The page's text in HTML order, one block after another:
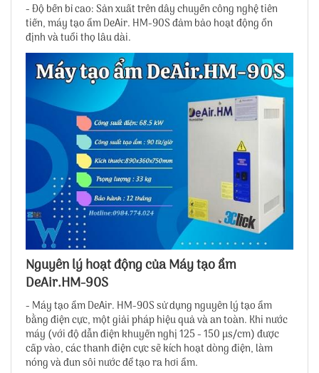
- Độ bền bỉ cao: Sản xuất trên dây chuyền công nghệ tiên
tiến, máy tạo ẩm DeAir. HM-90S đảm bảo hoạt động ổn
định và tuổi thọ lâu dài.
Nguyên lý hoạt động của Máy tạo ẩm
DeAir.HM-90S
- Máy tạo ẩm DeAir. HM-90S sử dụng nguyên lý tạo ẩm
bằng điện cực, một giải pháp hiệu quả và an toàn. Khi nước
máy (với độ dẫn điện khuyến nghị 125 - 150 µs/cm) được
cấp vào, các thanh điện cực sẽ kích hoạt dòng điện, làm
nóng và đun sôi nước để tạo ra hơi ẩm.